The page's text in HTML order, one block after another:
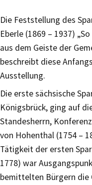
Die Feststellung des
Eberle (1869 – 1937)
aus dem Geiste der
beschreibt diese
Ausstellung.
Die erste sächsische
Königsbrück, ging auf
Standesherrn,
von Hohenthal (1754 –
Tätigkeit der ersten
1778) war
bemittelten Bürgern die